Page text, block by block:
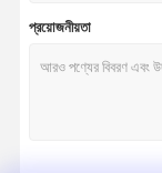
প্রয়োজনীয়তা